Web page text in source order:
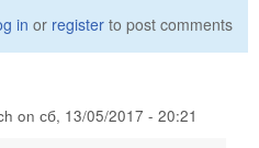
in or register to post comments
on сб, 13/05/2017 - 20:21